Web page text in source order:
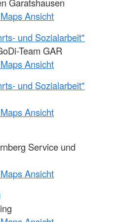
Ansicht
und Sozialarbeit"
Team GAR
Ansicht
und Sozialarbeit"
Ansicht
Service und
Ansicht